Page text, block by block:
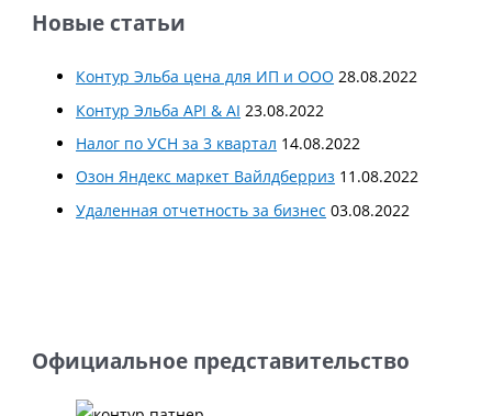
Новые статьи
Контур Эльба цена для ИП и ООО 28.08.2022
Контур Эльба API & AI 23.08.2022
Налог по УСН за 3 квартал 14.08.2022
Озон Яндекс маркет Вайлдберриз 11.08.2022
Удаленная отчетность за бизнес 03.08.2022
Официальное представительство